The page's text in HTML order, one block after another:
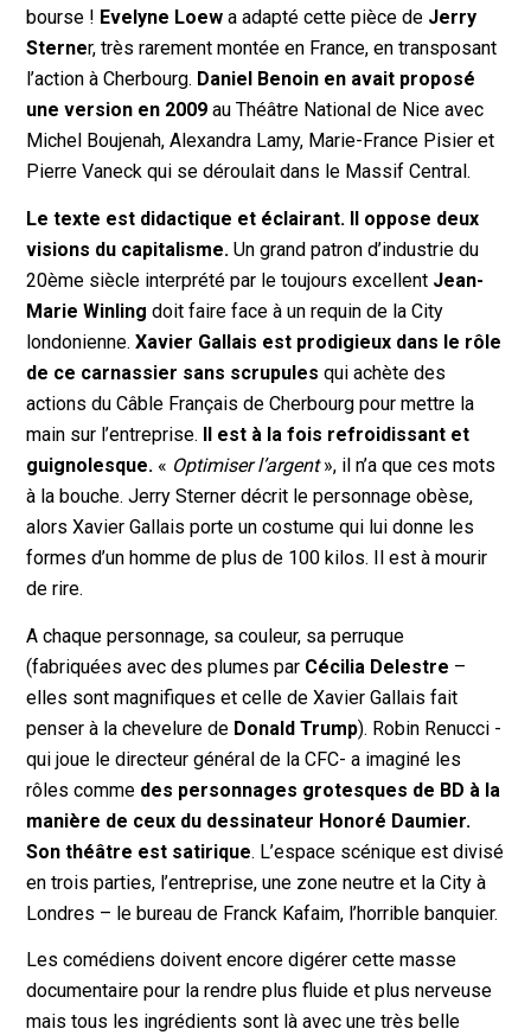
bourse ! Evelyne Loew a adapté cette pièce de Jerry
Sterner, très rarement montée en France, en transposant
l’action à Cherbourg. Daniel Benoin en avait proposé
une version en 2009 au Théâtre National de Nice avec
Michel Boujenah, Alexandra Lamy, Marie-France Pisier et
Pierre Vaneck qui se déroulait dans le Massif Central.
Le texte est didactique et éclairant. Il oppose deux
visions du capitalisme. Un grand patron d’industrie du
20ème siècle interprété par le toujours excellent Jean-
Marie Winling doit faire face à un requin de la City
londonienne.Xavier Gallais est prodigieux dans le rôle
de ce carnassier sans scrupules qui achète des
actions du Câble Français de Cherbourg pour mettre la
main sur l’entreprise. Il est à la fois refroidissant et
guignolesque. « Optimiser l’argent», il n’a que ces mots
à la bouche. Jerry Sterner décrit le personnage obèse,
alors Xavier Gallais porte un costume qui lui donne les
formes d’un homme de plus de 100 kilos. Il est à mourir
de rire.
A chaque personnage, sa couleur, sa perruque
(fabriquées avec des plumes par Cécilia Delestre –
elles sont magnifiques et celle de Xavier Gallais fait
penser à la chevelure de Donald Trump). Robin Renucci -
qui joue le directeur général de la CFC- a imaginé les
rôles comme des personnages grotesques de BD à la
manière de ceux du dessinateur Honoré Daumier.
Son théâtre est satirique. L’espace scénique est divisé
en trois parties, l’entreprise, une zone neutre et la City à
Londres – le bureau de Franck Kafaim, l’horrible banquier.
Les comédiens doivent encore digérer cette masse
documentaire pour la rendre plus fluide et plus nerveuse
mais tous les ingrédients sont là avec une très belle